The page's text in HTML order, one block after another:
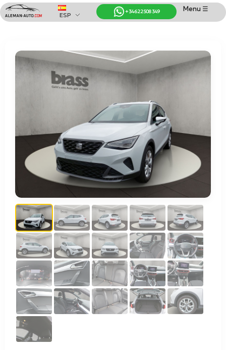
Coches de Alemania
Importación de Coches de Alemania
Menu ☰
+34 622 508 349
ESP